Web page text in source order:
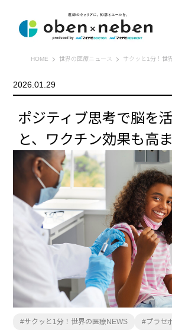
HOME オーベン×ネーベン
世界の医療ニュース サクッと1分！世
2026.01.29
ポジティブ思考で脳を
と、ワクチン効果も高
サクッと1分！世界の医療NEWS プラセ